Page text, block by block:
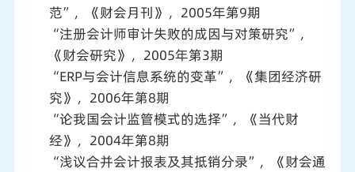
范”，《财会月刊》，2005年第9期
“注册会计师审计失败的成因与对策研究”，
《财会研究》，2005年第3期
“ERP与会计信息系统的变革”，《集团经济研
究》，2006年第8期
“论我国会计监管模式的选择”，《当代财
经》，2004年第8期
“浅议合并会计报表及其抵销分录”，《财会通